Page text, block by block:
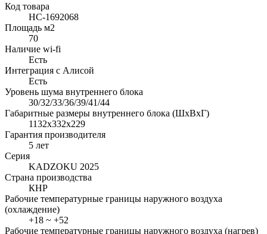
Код товара
НС-1692068
Площадь м2
70
Наличие wi-fi
Есть
Интеграция с Алисой
Есть
Уровень шума внутреннего блока
30/32/33/36/39/41/44
Габаритные размеры внутреннего блока (ШxВxГ)
1132x332x229
Гарантия производителя
5 лет
Серия
KADZOKU 2025
Страна производства
КНР
Рабочие температурные границы наружного воздуха
(охлаждение)
+18 ~ +52
Рабочие температурные границы наружного воздуха (нагрев)